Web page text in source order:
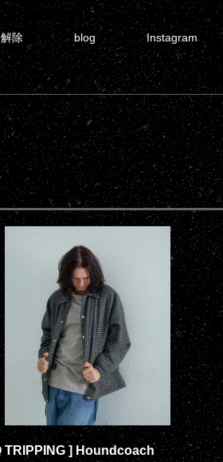
除 blog Instagram
TRIPPING ] Houndcoach